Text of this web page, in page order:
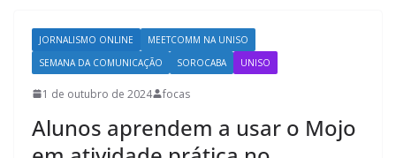
JORNALISMO ONLINE
MEETCOMM NA UNISO
SEMANA DA COMUNICAÇÃO
SOROCABA UNISO
1 de outubro de 2024 focas
Alunos aprendem a usar o Mojo